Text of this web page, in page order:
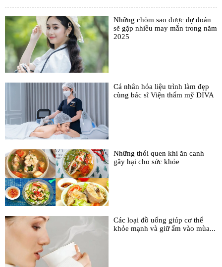
Những chòm sao được dự đoán
sẽ gặp nhiều may mắn trong năm
2025
Cá nhân hóa liệu trình làm đẹp
cùng bác sĩ Viện thẩm mỹ DIVA
Những thói quen khi ăn canh
gây hại cho sức khỏe
Các loại đồ uống giúp cơ thể
khỏe mạnh và giữ ấm vào mùa...